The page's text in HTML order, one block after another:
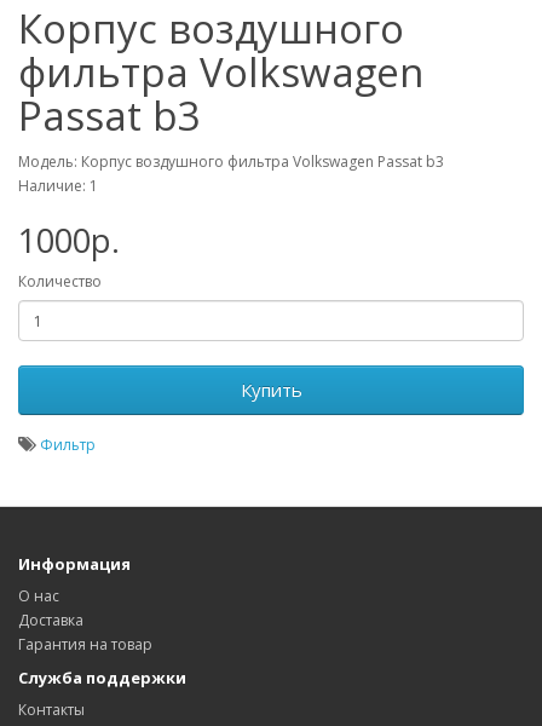
Корпус воздушного
фильтра Volkswagen
Passat b3
Модель: Корпус воздушного фильтра Volkswagen Passat b3
Наличие: 1
1000р.
Количество
Купить
Фильтр
Информация
О нас
Доставка
Гарантия на товар
Служба поддержки
Контакты